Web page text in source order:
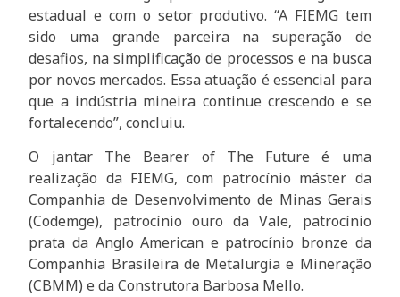
estadual e com o setor produtivo. “A FIEMG tem
sido uma grande parceira na superação de
desafios, na simplificação de processos e na busca
por novos mercados. Essa atuação é essencial para
que a indústria mineira continue crescendo e se
fortalecendo”, concluiu.
O jantar The Bearer of The Future é uma
realização da FIEMG, com patrocínio máster da
Companhia de Desenvolvimento de Minas Gerais
(Codemge), patrocínio ouro da Vale, patrocínio
prata da Anglo American e patrocínio bronze da
Companhia Brasileira de Metalurgia e Mineração
(CBMM) e da Construtora Barbosa Mello.